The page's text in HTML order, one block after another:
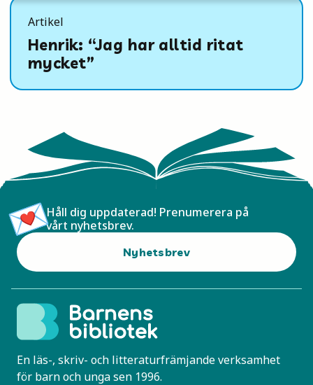
Henrik: “Jag har alltid ritat
mycket”
Artikel
Håll dig uppdaterad! Prenumerera på
vårt nyhetsbrev.
Nyhetsbrev
En läs-, skriv- och litteraturfrämjande verksamhet
för barn och unga sen 1996.